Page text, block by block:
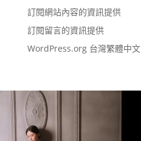
訂閱網站內容的資訊提供
訂閱留言的資訊提供
WordPress.org 台灣繁體中文